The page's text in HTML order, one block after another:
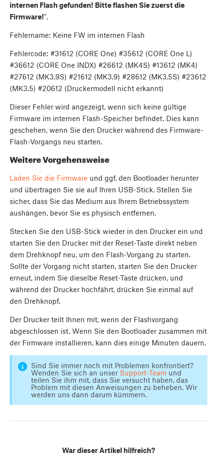
internen Flash gefunden! Bitte flashen Sie zuerst die
Firmware!".
Fehlername: Keine FW im internen Flash
Fehlercode: #31612 (CORE One) #35612 (CORE One L)
#36612 (CORE One INDX) #26612 (MK4S) #13612 (MK4)
#27612 (MK3.9S) #21612 (MK3.9) #28612 (MK3.5S) #23612
(MK3.5) #20612 (Druckermodell nicht erkannt)
Dieser Fehler wird angezeigt, wenn sich keine gültige
Firmware im internen Flash-Speicher befindet. Dies kann
geschehen, wenn Sie den Drucker während des Firmware-
Flash-Vorgangs neu starten.
Weitere Vorgehensweise
Laden Sie die Firmware und ggf. den Bootloader herunter
und übertragen Sie sie auf Ihren USB-Stick. Stellen Sie
sicher, dass Sie das Medium aus Ihrem Betriebssystem
aushängen, bevor Sie es physisch entfernen.
Stecken Sie den USB-Stick wieder in den Drucker ein und
starten Sie den Drucker mit der Reset-Taste direkt neben
dem Drehknopf neu, um den Flash-Vorgang zu starten.
Sollte der Vorgang nicht starten, starten Sie den Drucker
erneut, indem Sie dieselbe Reset-Taste drücken, und
während der Drucker hochfährt, drücken Sie einmal auf
den Drehknopf.
Der Drucker teilt Ihnen mit, wenn der Flashvorgang
abgeschlossen ist. Wenn Sie den Bootloader zusammen mit
der Firmware installieren, kann dies einige Minuten dauern.
Sind Sie immer noch mit Problemen konfrontiert?
Wenden Sie sich an unser Support-Team und
teilen Sie ihm mit, dass Sie versucht haben, das
Problem mit diesen Anweisungen zu beheben. Wir
werden uns dann darum kümmern.
War dieser Artikel hilfreich?